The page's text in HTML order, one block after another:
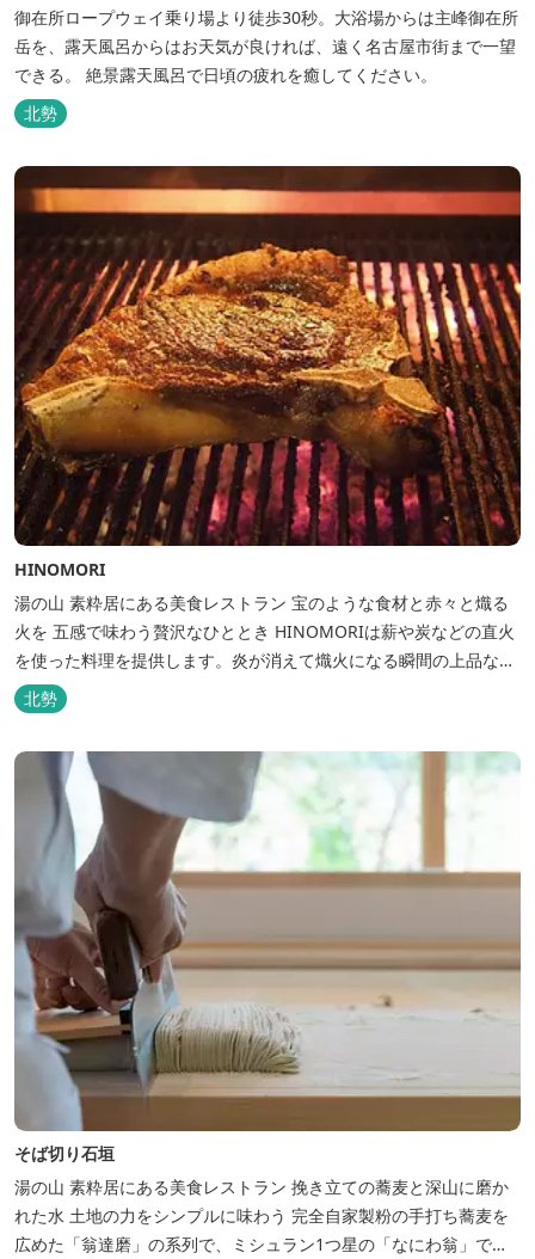
御在所ロープウェイ乗り場より徒歩30秒。大浴場からは主峰御在所
岳を、露天風呂からはお天気が良ければ、遠く名古屋市街まで一望
できる。 絶景露天風呂で日頃の疲れを癒してください。
北勢
HINOMORI
湯の山 素粋居にある美食レストラン 宝のような食材と赤々と熾る
火を 五感で味わう贅沢なひととき HINOMORIは薪や炭などの直火
を使った料理を提供します。炎が消えて熾火になる瞬間の上品な香
りを海産物にまとわせたり、熟成させた上質な牛肉を塊でじっくり
とローストしたり。炎が生み出す味わいの繊細さと豪快さをコース
島竜司。探...
北勢
そば切り石垣
湯の山 素粋居にある美食レストラン 挽き立ての蕎麦と深山に磨か
れた水 土地の力をシンプルに味わう 完全自家製粉の手打ち蕎麦を
広めた「翁達磨」の系列で、ミシュラン1つ星の「なにわ翁」で研